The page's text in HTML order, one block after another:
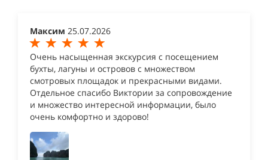
Максим 25.07.2026
Очень насыщенная экскурсия с посещением
бухты, лагуны и островов с множеством
смотровых площадок и прекрасными видами.
Отдельное спасибо Виктории за сопровождение
и множество интересной информации, было
очень комфортно и здорово!